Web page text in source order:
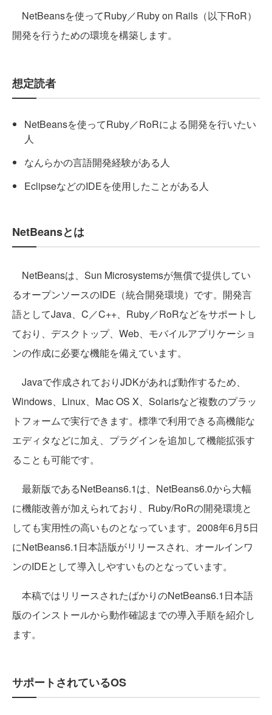
NetBeansを使ってRuby／Ruby on Rails（以下RoR）
開発を行うための環境を構築します。
想定読者
NetBeansを使ってRuby／RoRによる開発を行いたい
人
なんらかの言語開発経験がある人
EclipseなどのIDEを使用したことがある人
NetBeansとは
NetBeansは、Sun Microsystemsが無償で提供してい
るオープンソースのIDE（統合開発環境）です。開発言
語としてJava、C／C++、Ruby／RoRなどをサポートし
ており、デスクトップ、Web、モバイルアプリケーショ
ンの作成に必要な機能を備えています。
Javaで作成されておりJDKがあれば動作するため、
Windows、Linux、Mac OS X、Solarisなど複数のプラッ
トフォームで実行できます。標準で利用できる高機能な
エディタなどに加え、プラグインを追加して機能拡張す
ることも可能です。
最新版であるNetBeans6.1は、NetBeans6.0から大幅
に機能改善が加えられており、Ruby/RoRの開発環境と
しても実用性の高いものとなっています。2008年6月5日
にNetBeans6.1日本語版がリリースされ、オールインワ
ンのIDEとして導入しやすいものとなっています。
本稿ではリリースされたばかりのNetBeans6.1日本語
版のインストールから動作確認までの導入手順を紹介し
ます。
サポートされているOS